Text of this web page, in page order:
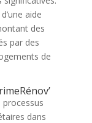
aide
des
par des
de
processus
dans